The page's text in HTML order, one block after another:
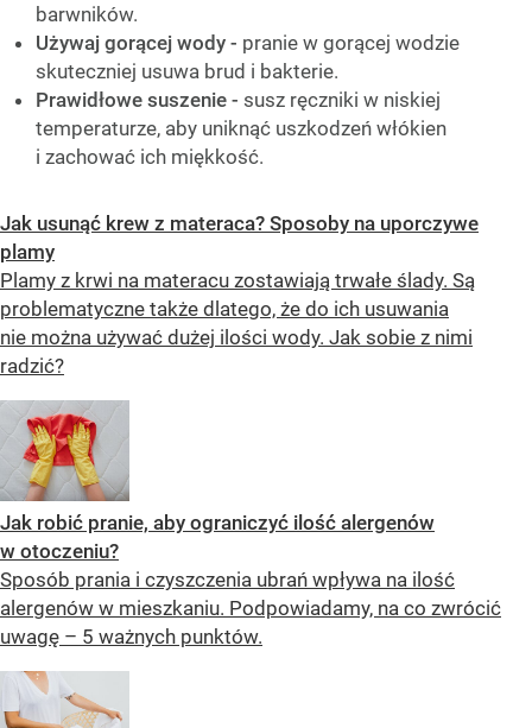
barwników.
Używaj gorącej wody - pranie w gorącej wodzie
skuteczniej usuwa brud i bakterie.
Prawidłowe suszenie - susz ręczniki w niskiej
temperaturze, aby uniknąć uszkodzeń włókien
i zachować ich miękkość.
Jak usunąć krew z materaca? Sposoby na uporczywe
plamy
Plamy z krwi na materacu zostawiają trwałe ślady. Są
problematyczne także dlatego, że do ich usuwania
nie można używać dużej ilości wody. Jak sobie z nimi
radzić?
Jak robić pranie, aby ograniczyć ilość alergenów
w otoczeniu?
Sposób prania i czyszczenia ubrań wpływa na ilość
alergenów w mieszkaniu. Podpowiadamy, na co zwrócić
uwagę – 5 ważnych punktów.